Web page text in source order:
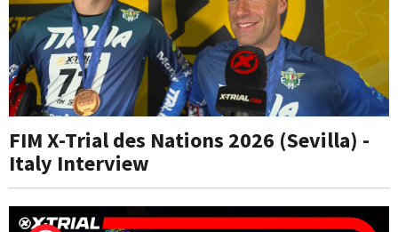
FIM X-Trial des Nations 2026 (Sevilla) -
Italy Interview